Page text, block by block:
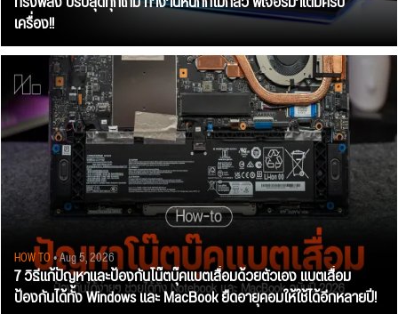
เครื่อง!!
HOW TO• Aug 5, 2026
7 วิธีแก้ปัญหาและป้องกันโน๊ตบุ๊คแบตเสื่อมด้วยตัวเอง แบตเสื่อม
ป้องกันได้ทั้ง Windows และ MacBook ยืดอายุคอมให้ใช้ได้อีกหลายปี!